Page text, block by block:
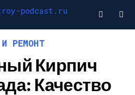
РЕМОНТ
Кирпич
Качество